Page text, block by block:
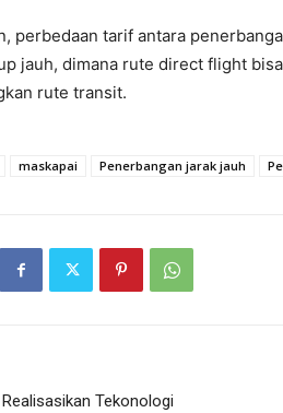
perbedaan tarif antara
jauh, dimana rute direct flight
rute transit.
maskapai Penerbangan jarak jauh
Tekonologi